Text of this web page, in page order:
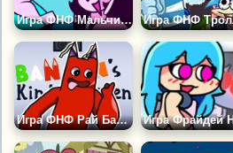
Игра ФНФ Мальчик и Девочка
Игра ФНФ Рай Бан Бана